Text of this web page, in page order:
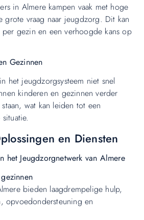
in Almere kampen vaak met hoge
grote vraag naar jeugdzorg. Dit kan
gezin en een verhoogde kans op
Gezinnen
het jeugdzorgsysteem niet snel
kinderen en gezinnen verder
wat kan leiden tot een
en Diensten
het Jeugdzorgnetwerk van Almere
bieden laagdrempelige hulp,
opvoedondersteuning en